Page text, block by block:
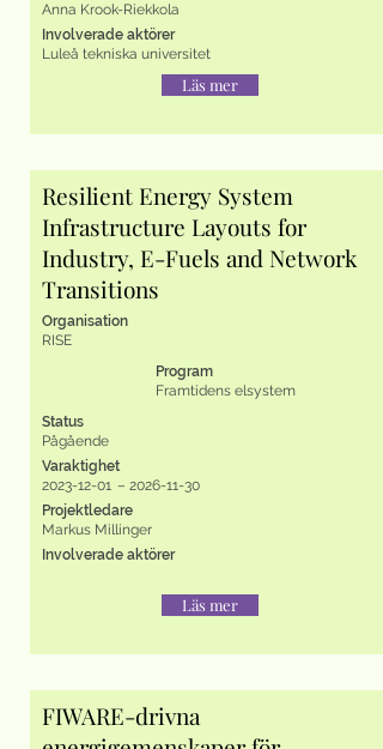
Anna Krook-Riekkola
Involverade aktörer
Luleå tekniska universitet
Läs mer
Resilient Energy System
Infrastructure Layouts for
Industry, E-Fuels and Network
Transitions
Organisation
RISE
Program
Framtidens elsystem
Status
Pågående
Varaktighet
2023-12-01 – 2026-11-30
Projektledare
Markus Millinger
Involverade aktörer
Läs mer
FIWARE-drivna